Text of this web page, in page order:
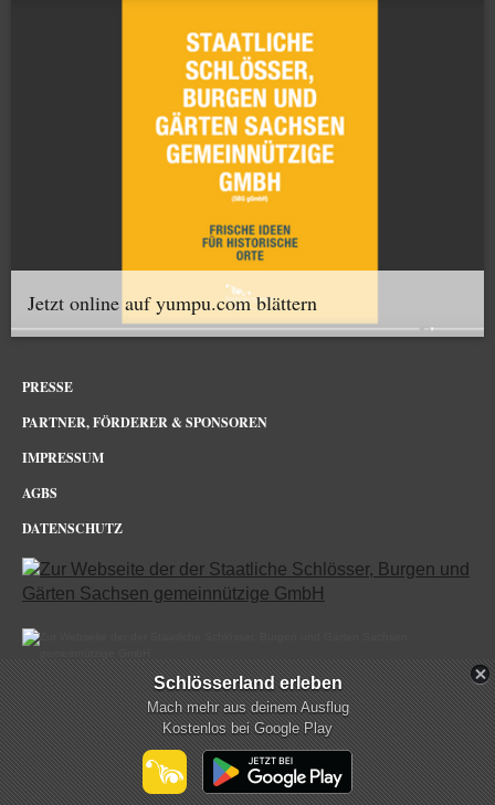
Jetzt online auf yumpu.com blättern
PRESSE
PARTNER, FÖRDERER & SPONSOREN
IMPRESSUM
AGBS
DATENSCHUTZ
Barockgarten Großsedlitz im Netz
Schlösserland erleben
Mach mehr aus deinem Ausflug
Kostenlos bei Google Play
mehr